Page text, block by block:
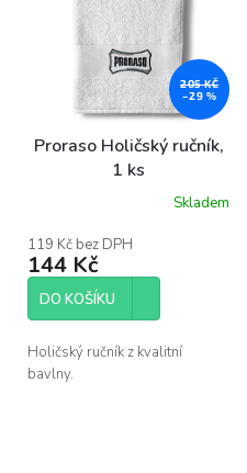
205 KČ
–29 %
Proraso Holičský ručník,
1 ks
produktu
je
5,0
5
Skladem
119 Kč bez DPH
144 Kč
DO KOŠÍKU
Holičský ručník z kvalitní
bavlny.